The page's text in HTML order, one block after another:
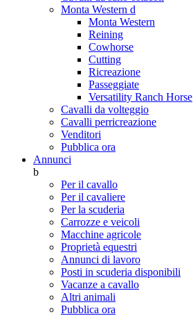
Monta Western d
Monta Western
Reining
Cowhorse
Cutting
Ricreazione
Passeggiate
Versatility Ranch Horse
Cavalli da volteggio
Cavalli perricreazione
Venditori
Pubblica ora
Annunci
b
Per il cavallo
Per il cavaliere
Per la scuderia
Carrozze e veicoli
Macchine agricole
Proprietà equestri
Annunci di lavoro
Posti in scuderia disponibili
Vacanze a cavallo
Altri animali
Pubblica ora